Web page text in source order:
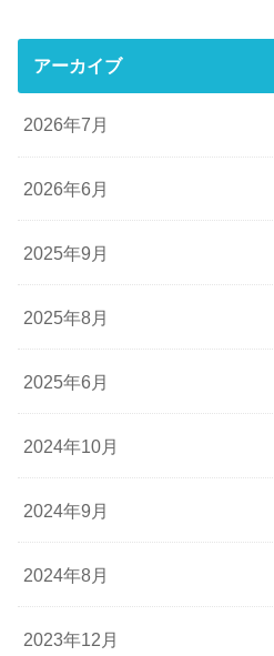
アーカイブ
2026年7月
2026年6月
2025年9月
2025年8月
2025年6月
2024年10月
2024年9月
2024年8月
2023年12月